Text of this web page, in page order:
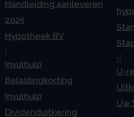
Handleiding aanleveren
2025
Hypotheek BV
Invulhulp
Belastingkorting
Invulhulp
Dividenduitkering
U
U-
Uw